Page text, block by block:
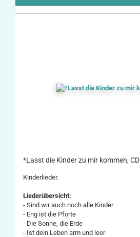
*Lasst die Kinder zu mir kommen, CD
Kinderlieder.
Liederübersicht:
- Sind wir auch noch alle Kinder
- Eng ist die Pforte
- Die Sonne, die Erde
- Ist dein Leben arm und leer